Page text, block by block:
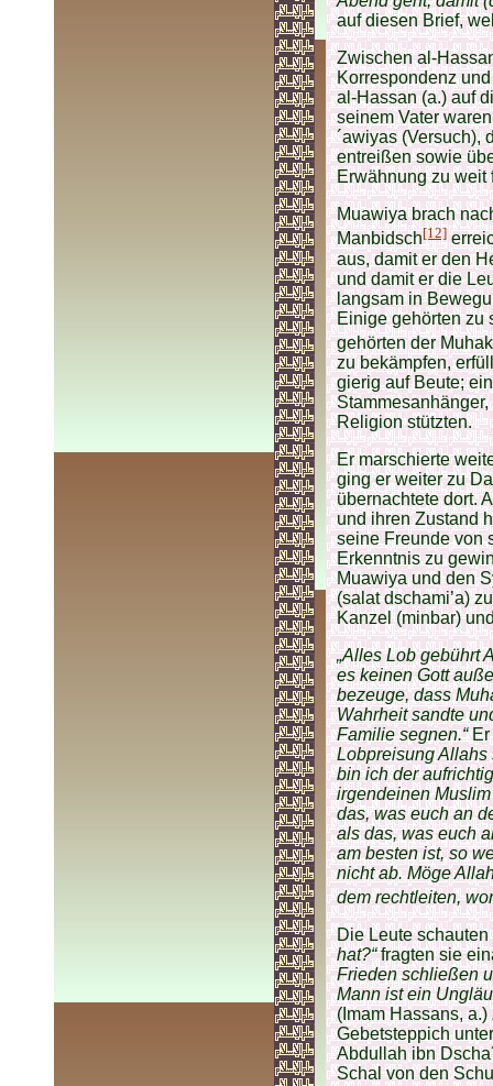
auf diesen Brief,
Zwischen al-
Korrespondenz
al-Hassan (a.) auf
seinem Vater
´awiyas (Versuch),
entreißen sowie
Erwähnung zu weit
Muawiya brach
Manbidsch[12]
aus, damit er den
und damit er die
langsam in
Einige gehörten zu
gehörten der
zu bekämpfen,
gierig auf Beute;
Religion stützten.
Er marschierte
ging er weiter zu
übernachtete dort.
und ihren Zustand
seine Freunde von
Erkenntnis zu
Muawiya und den
(salat dschami’a)
Kanzel (minbar)
„Alles Lob gebührt
es keinen Gott
bezeuge, dass
Wahrheit sandte
Familie segnen.“Er
Lobpreisung Allahs
bin ich der
irgendeinen
das, was euch an
als das, was euch
am besten ist, so
nicht ab. Möge
dem rechtleiten,
Die Leute
hat?“fragten sie
Frieden schließen
Mann ist ein
(Imam Hassans,
Gebetsteppich
Abdullah ibn
Schal von den